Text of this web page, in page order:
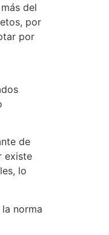
del
por
por
de
existe
lo
norma